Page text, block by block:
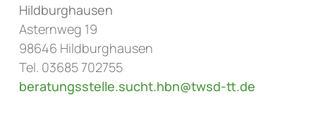
Hildburghausen
Asternweg 19
98646 Hildburghausen
Tel. 03685 702755
beratungsstelle.sucht.hbn@twsd-tt.de